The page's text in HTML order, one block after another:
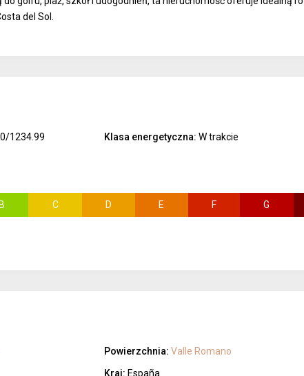
del Sol.
0/1234.99 Klasa energetyczna: W trakcie
B C D E F G
Powierzchnia: Valle Romano
Kraj: España